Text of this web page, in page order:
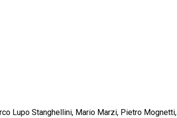
Lupo Stanghellini, Mario Marzi, Pietro Mognetti,